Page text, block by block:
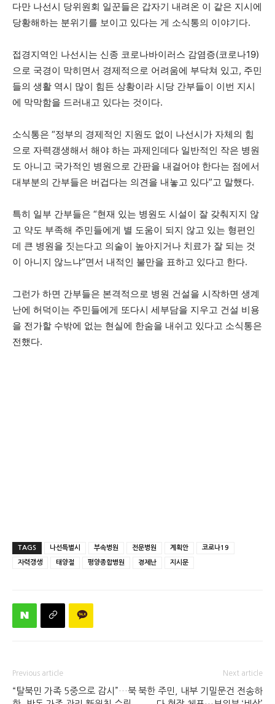
다만 나선시 당위원회 일꾼들은 갑자기 내려온 이 같은 지시에
당황해하는 분위기를 보이고 있다는 게 소식통의 이야기다.
접경지역인 나선시는 신종 코로나바이러스 감염증(코로나19)
으로 국경이 막히면서 경제적으로 어려움에 부닥쳐 있고, 주민
들의 생활 역시 많이 힘든 상황이라 시당 간부들이 이번 지시
에 막막함을 드러내고 있다는 것이다.
소식통은 “정부의 경제적인 지원도 없이 나선시가 자체의 힘
으로 자력갱생해서 해야 하는 과제인데다 일반적인 작은 병원
도 아니고 국가적인 병원으로 간판을 내걸어야 한다는 점에서
대부분의 간부들은 버겁다는 의견을 내놓고 있다”고 말했다.
특히 일부 간부들은 “현재 있는 병원도 시설이 잘 갖춰지지 않
고 약도 부족해 주민들에게 별 도움이 되지 않고 있는 형편인
데 큰 병원을 짓는다고 의술이 높아지거나 치료가 잘 되는 것
이 아니지 않느냐”면서 내적인 불만을 표하고 있다고 한다.
그런가 하면 간부들은 본격적으로 병원 건설을 시작하면 생계
난에 허덕이는 주민들에게 또다시 세부담을 지우고 건설 비용
을 전가할 수밖에 없는 현실에 한숨을 내쉬고 있다고 소식통은
전했다.
TAGS 나선특별시 부속병원 전문병원 계획안 코로나19
자력갱생 태양절 평양종합병원 경제난 지시문
Previous article
“탈북민 가족 5중으로 감시”…북
Next article
북한 주민, 내부 기밀문건 전송하